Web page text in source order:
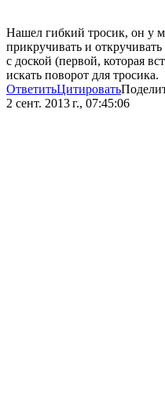
Нашел гибкий тросик, он у
прикручивать и
с доской (первой, которая
искать поворот для тросика.
ОтветитьЦитировать
2 сент. 2013 г., 07:45:06